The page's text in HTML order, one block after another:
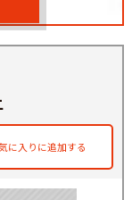
に入りに追加する